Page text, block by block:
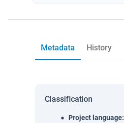
Metadata History
Classification
Project language: